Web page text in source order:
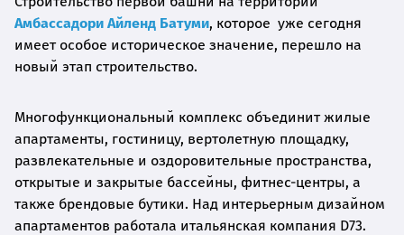
Амбассадори Айленд Батуми, которое уже сегодня
имеет особое историческое значение, перешло на
новый этап строительство.
Многофункциональный комплекс объединит жилые
апартаменты, гостиницу, вертолетную площадку,
развлекательные и оздоровительные пространства,
открытые и закрытые бассейны, фитнес-центры, а
также брендовые бутики. Над интерьерным дизайном
апартаментов работала итальянская компания D73.